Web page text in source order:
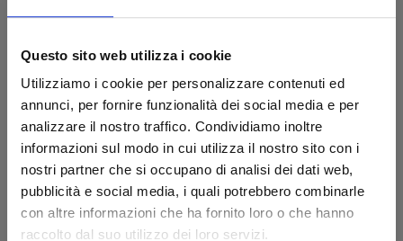
Questo sito web utilizza i cookie
Utilizziamo i cookie per personalizzare contenuti ed
annunci, per fornire funzionalità dei social media e per
analizzare il nostro traffico. Condividiamo inoltre
informazioni sul modo in cui utilizza il nostro sito con i
nostri partner che si occupano di analisi dei dati web,
pubblicità e social media, i quali potrebbero combinarle
con altre informazioni che ha fornito loro o che hanno
raccolto dal suo utilizzo dei loro servizi.
KAITO KID TREASURED EDITION n. 3